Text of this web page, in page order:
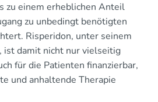
zu einem erheblichen Anteil
zu unbedingt benötigten
Risperidon, unter seinem
ist damit nicht nur vielseitig
für die Patienten finanzierbar,
und anhaltende Therapie